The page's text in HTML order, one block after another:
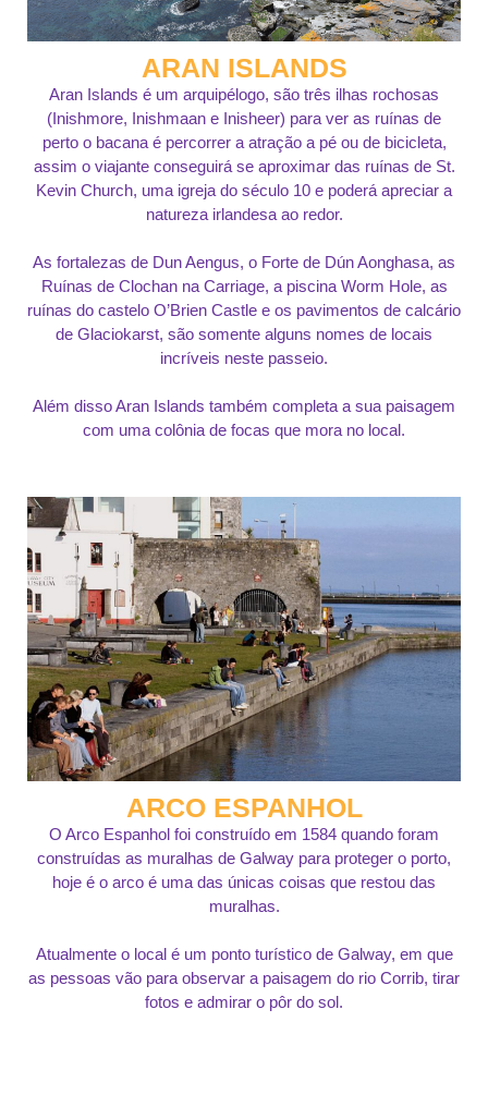
ARAN ISLANDS
Aran Islands é um arquipélogo, são três ilhas rochosas
(Inishmore, Inishmaan e Inisheer) para ver as ruínas de
perto o bacana é percorrer a atração a pé ou de bicicleta,
assim o viajante conseguirá se aproximar das ruínas de St.
Kevin Church, uma igreja do século 10 e poderá apreciar a
natureza irlandesa ao redor.
As fortalezas de Dun Aengus, o Forte de Dún Aonghasa, as
Ruínas de Clochan na Carriage, a piscina Worm Hole, as
ruínas do castelo O’Brien Castle e os pavimentos de calcário
de Glaciokarst, são somente alguns nomes de locais
incríveis neste passeio.
Além disso Aran Islands também completa a sua paisagem
com uma colônia de focas que mora no local.
ARCO ESPANHOL
O Arco Espanhol foi construído em 1584 quando foram
construídas as muralhas de Galway para proteger o porto,
hoje é o arco é uma das únicas coisas que restou das
muralhas.
Atualmente o local é um ponto turístico de Galway, em que
as pessoas vão para observar a paisagem do rio Corrib, tirar
fotos e admirar o pôr do sol.